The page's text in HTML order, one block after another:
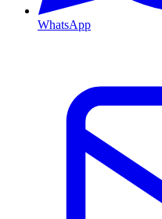
WhatsApp